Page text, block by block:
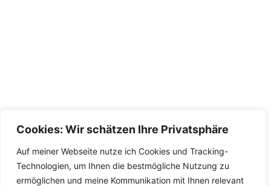
Cookies: Wir schätzen Ihre Privatsphäre
Auf meiner Webseite nutze ich Cookies und Tracking-
Technologien, um Ihnen die bestmögliche Nutzung zu
ermöglichen und meine Kommunikation mit Ihnen relevant